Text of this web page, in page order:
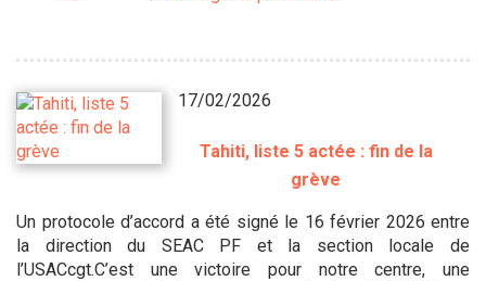
17/02/2026
Tahiti, liste 5 actée : fin de la
grève
Un protocole d’accord a été signé le 16 février 2026 entre
la direction du SEAC PF et la section locale de
l’USACcgt.C’est une victoire pour notre centre, une